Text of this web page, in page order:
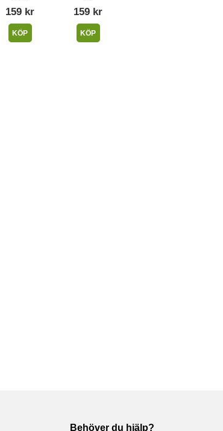
159 kr
KÖP
159 kr
KÖP
Behöver du hjälp?